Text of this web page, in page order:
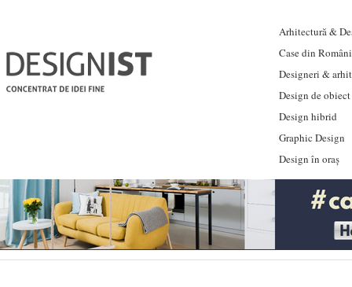
Arhitectură &
Case din
Designeri &
Design de obiect
Design hibrid
Graphic Design
Design în oraș